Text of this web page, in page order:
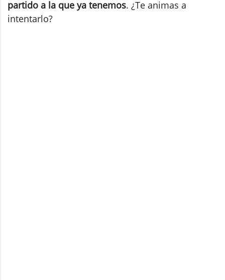
partido a la que ya tenemos. ¿Te animas a
intentarlo?